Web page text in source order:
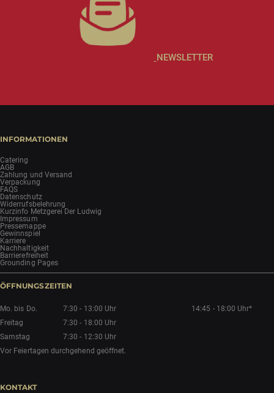
NEWSLETTER
INFORMATIONEN
Catering
AGB
Zahlung und Versand
Verpackung
FAQS
Datenschutz
Widerrufsbelehrung
Kurzinfo Metzgerei Der Ludwig
Impressum
Pressemappe
Gewinnspiel
Karriere
Nachhaltigkeit
Barrierefreiheit
Grounding Pages
ÖFFNUNGSZEITEN
Mo. bis Do. 7:30 - 13:00 Uhr
14:45 - 18:00 Uhr*
Freitag
7:30 - 18:00 Uhr
Samstag
7:30 - 12:30 Uhr
Vor Feiertagen durchgehend geöffnet.
KONTAKT